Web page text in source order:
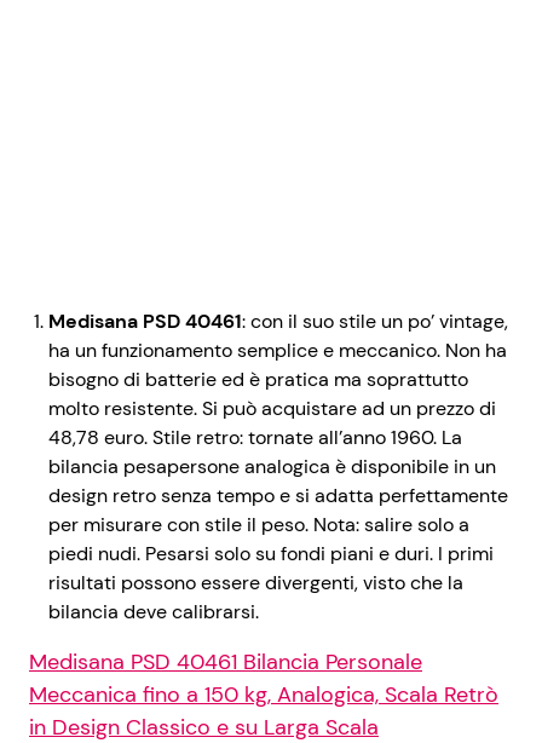
Medisana PSD 40461: con il suo stile un po’ vintage,
ha un funzionamento semplice e meccanico. Non ha
bisogno di batterie ed è pratica ma soprattutto
molto resistente. Si può acquistare ad un prezzo di
48,78 euro. Stile retro: tornate all’anno 1960. La
bilancia pesapersone analogica è disponibile in un
design retro senza tempo e si adatta perfettamente
per misurare con stile il peso. Nota: salire solo a
piedi nudi. Pesarsi solo su fondi piani e duri. I primi
risultati possono essere divergenti, visto che la
bilancia deve calibrarsi.
Medisana PSD 40461 Bilancia Personale
Meccanica fino a 150 kg, Analogica, Scala Retrò
in Design Classico e su Larga Scala